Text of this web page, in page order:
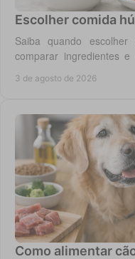
Escolher comida
Saiba quando
comparar ingredientes
3 de agosto de 2026
Como alimentar